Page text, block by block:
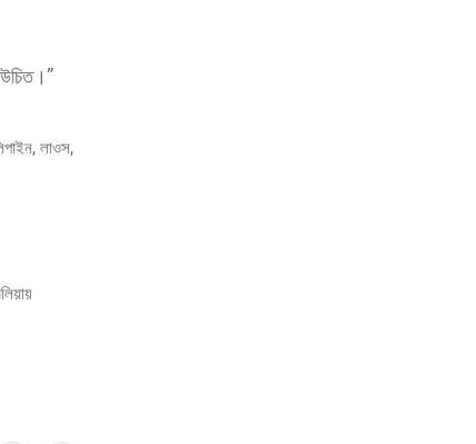
উচিত।”
লাওস,